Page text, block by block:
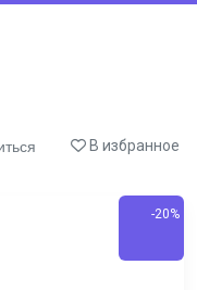
В избранное
-20%